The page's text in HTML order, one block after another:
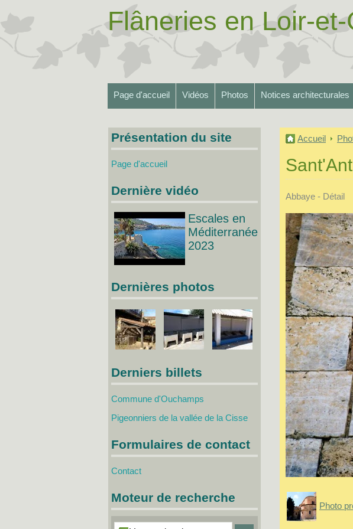
Flâneries en Loir-
Page d'accueil Vidéos Photos Notices architecturales
Accueil
Abbaye - Détail
Photo
Présentation du site
Page d'accueil
Dernière vidéo
Escales en
Méditerranée
2023
Dernières photos
Derniers billets
Commune d'Ouchamps
Pigeonniers de la vallée de la Cisse
Formulaires de contact
Contact
Moteur de recherche